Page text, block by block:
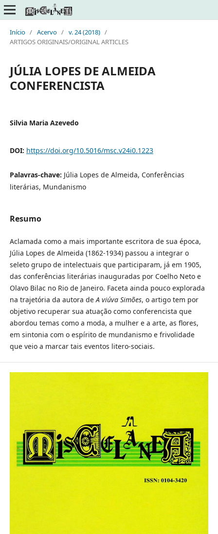
Início / Acervo / v. 24 (2018) /
ARTIGOS ORIGINAIS/ORIGINAL ARTICLES
JÚLIA LOPES DE ALMEIDA
CONFERENCISTA
Silvia Maria Azevedo
DOI: https://doi.org/10.5016/msc.v24i0.1223
Palavras-chave: Júlia Lopes de Almeida, Conferências
literárias, Mundanismo
Resumo
Aclamada como a mais importante escritora de sua época,
Júlia Lopes de Almeida (1862-1934) passou a integrar o
seleto grupo de intelectuais que participaram, já em 1905,
das conferências literárias inauguradas por Coelho Neto e
Olavo Bilac no Rio de Janeiro. Faceta ainda pouco explorada
na trajetória da autora deA viúva Simões, o artigo tem por
objetivo recuperar sua atuação como conferencista que
abordou temas como a moda, a mulher e a arte, as flores,
em sintonia com o espírito de mundanismo e frivolidade
que veio a marcar tais eventos litero-sociais.